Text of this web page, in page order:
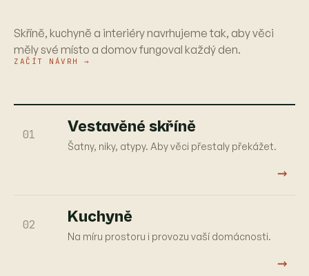
Skříně, kuchyně a interiéry navrhujeme tak, aby věci
měly své místo a domov fungoval každý den.
ZAČÍT NÁVRH →
01 Vestavěné skříně
Šatny, niky, atypy. Aby věci přestaly překážet.
→
02 Kuchyně
Na míru prostoru i provozu vaší domácnosti.
→